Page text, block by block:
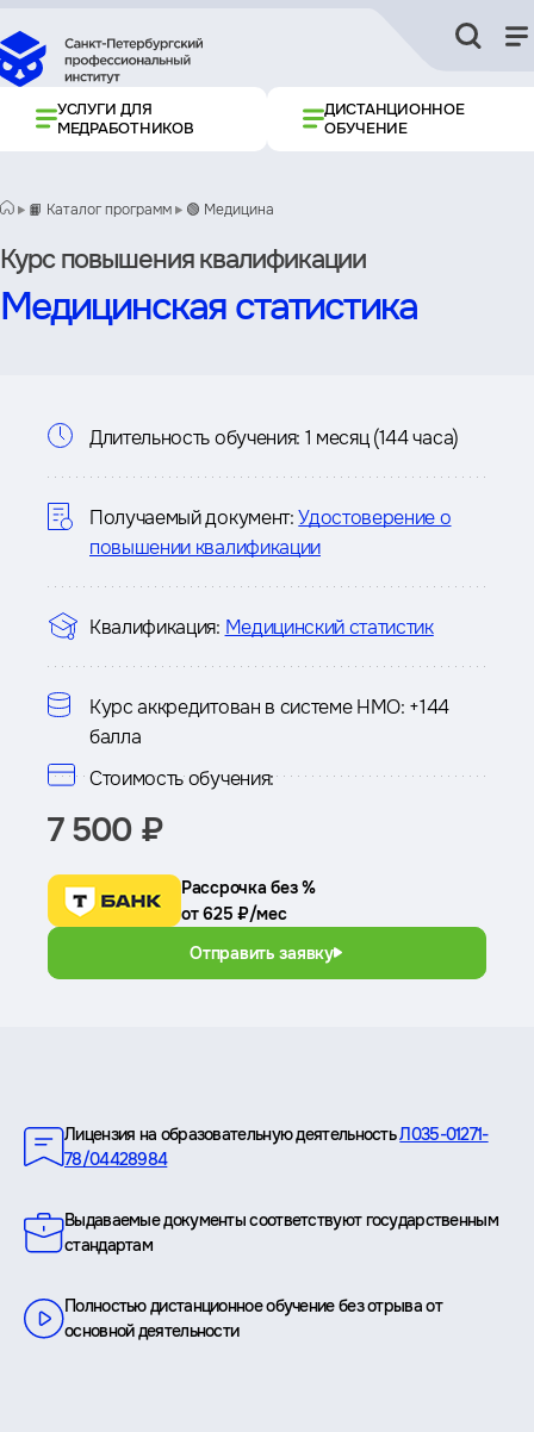
УСЛУГИ ДЛЯ
МЕДРАБОТНИКОВ
ДИСТАНЦИОННОЕ
ОБУЧЕНИЕ
📙 Каталог программ 🟢 Медицина
Курс повышения квалификации
Медицинская статистика
Информация
о
курсе
Длительность обучения: 1 месяц (144 часа)
Получаемый документ: Удостоверение о
повышении квалификации
Квалификация: Медицинский статистик
Курс аккредитован в системе НМО: +144
балла
Стоимость обучения:
7 500 ₽
Рассрочка без %
от 625 ₽/мес
Отправить заявку
Лицензия на образовательную деятельностьЛ035-01271-
78/04428984
Выдаваемые документы соответствуют государственным
стандартам
Полностью дистанционное обучение без отрыва от
основной деятельности